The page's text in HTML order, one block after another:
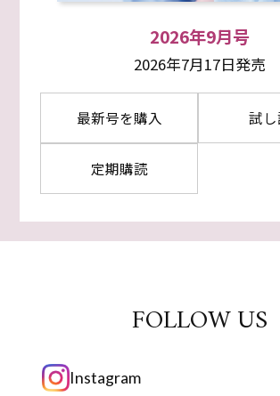
2026年9月号
2026年7月17日発売
最新号を購入 試
定期購読
FOLLOW US
Instagram